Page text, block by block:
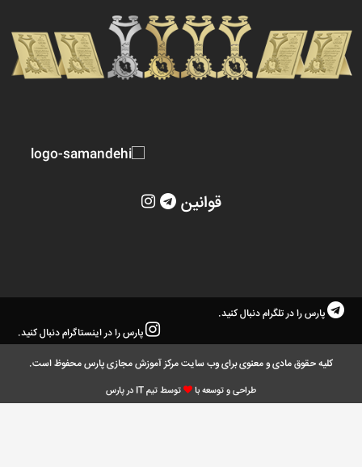
قوانین
پارس را در تلگرام دنبال کنید.
پارس را در اینستاگرام دنبال کنید.
کلیه حقوق مادی و معنوی برای وب سایت مرکز آموزش مجازی پارس محفوظ است.
طراحی و توسعه با توسط تیم IT در پارس